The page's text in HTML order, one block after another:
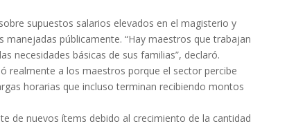
supuestos salarios elevados en el magisterio y
públicamente. “Hay maestros que trabajan
necesidades básicas de sus familias”, declaró.
realmente a los maestros porque el sector percibe
horarias que incluso terminan recibiendo montos
de nuevos ítems debido al crecimiento de la cantidad